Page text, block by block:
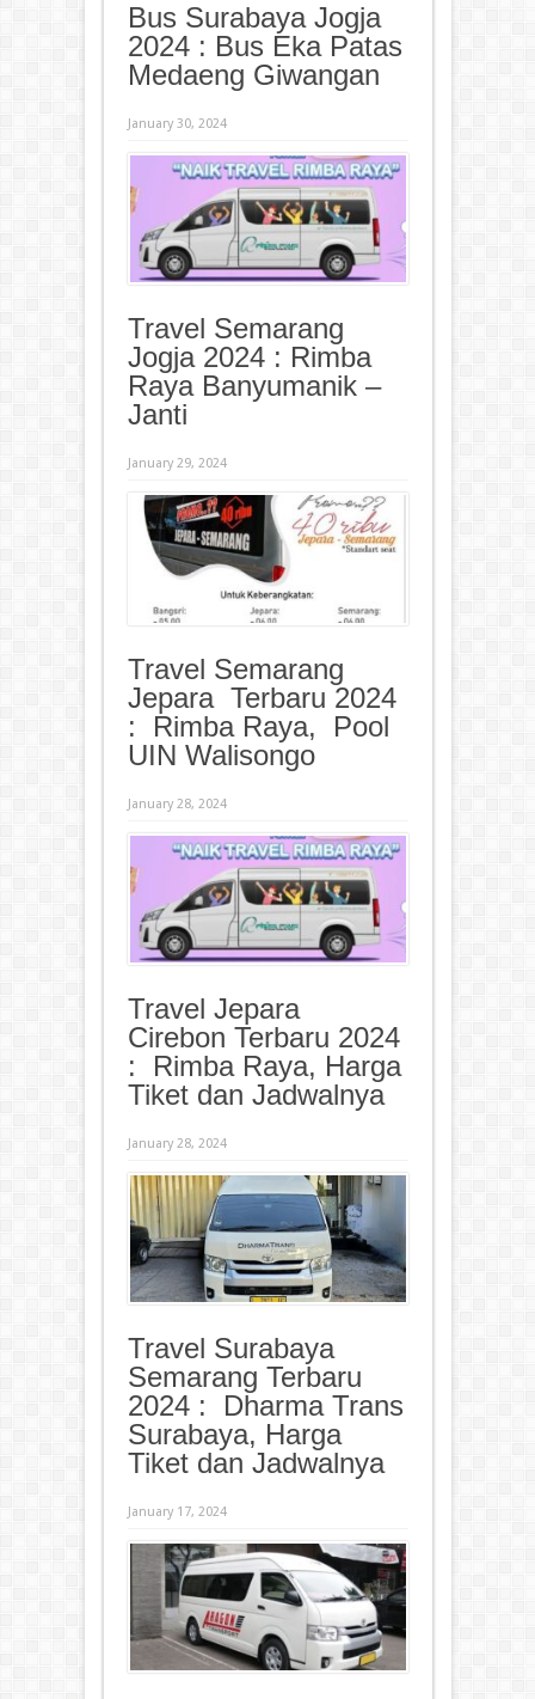
Bus Surabaya Jogja
2024 : Bus Eka Patas
Medaeng Giwangan
January 30, 2024
Travel Semarang
Jogja 2024 : Rimba
Raya Banyumanik –
Janti
January 29, 2024
Travel Semarang
Jepara Terbaru 2024
: Rimba Raya, Pool
UIN Walisongo
January 28, 2024
Travel Jepara
Cirebon Terbaru 2024
: Rimba Raya, Harga
Tiket dan Jadwalnya
January 28, 2024
Travel Surabaya
Semarang Terbaru
2024 : Dharma Trans
Surabaya, Harga
Tiket dan Jadwalnya
January 17, 2024